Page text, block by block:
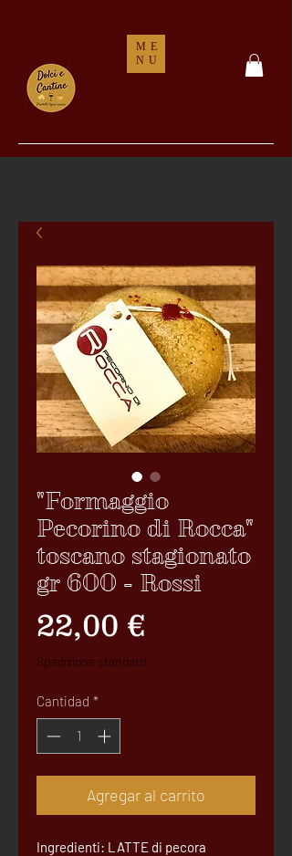
ME
NU
"Formaggio
Pecorino di Rocca"
toscano stagionato
gr 600 - Rossi
22,00 €
Spedizione standard
Cantidad *
Agregar al carrito
Ingredienti: LATTE di pecora